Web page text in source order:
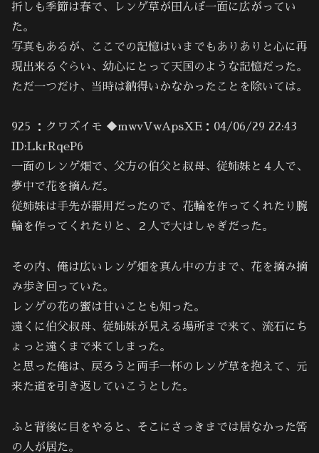
折しも季節は春で、レンゲ草が田んぼ一面に広がってい
た。
写真もあるが、ここでの記憶はいまでもありありと心に再
現出来るぐらい、幼心にとって天国のような記憶だった。
ただ一つだけ、当時は納得いかなかったことを除いては。
925 ：クワズイモ ◆mwvVwApsXE：04/06/29 22:43
ID:LkrRqeP6
一面のレンゲ畑で、父方の伯父と叔母、従姉妹と４人で、
夢中で花を摘んだ。
従姉妹は手先が器用だったので、花輪を作ってくれたり腕
輪を作ってくれたりと、２人で大はしゃぎだった。
その内、俺は広いレンゲ畑を真ん中の方まで、花を摘み摘
み歩き回っていた。
レンゲの花の蜜は甘いことも知った。
遠くに伯父叔母、従姉妹が見える場所まで来て、流石にち
ょっと遠くまで来てしまった。
と思った俺は、戻ろうと両手一杯のレンゲ草を抱えて、元
来た道を引き返していこうとした。
ふと背後に目をやると、そこにさっきまでは居なかった筈
の人が居た。